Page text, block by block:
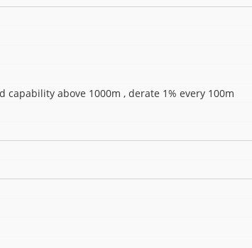
capability above 1000m , derate 1% every 100m